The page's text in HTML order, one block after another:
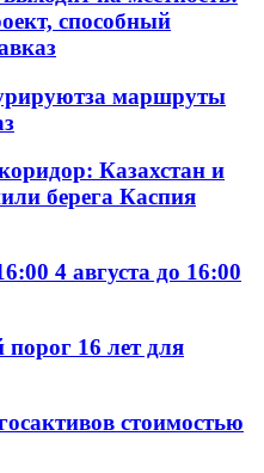
способный
маршруты
Казахстан и
берега Каспия
4 августа до 16:00
порог 16 лет для
стоимостью